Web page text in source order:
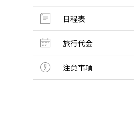
日程表
旅行代金
注意事項